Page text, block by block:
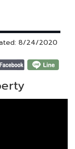
8/24/2020